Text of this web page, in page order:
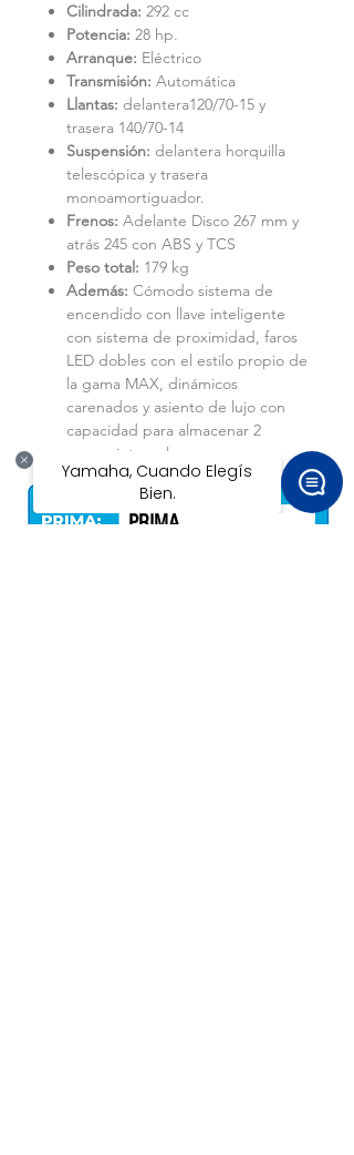
Cilindrada: 292 cc
Potencia: 28 hp.
Arranque: Eléctrico
Transmisión: Automática
Llantas: delantera120/70-15 y
trasera 140/70-14
Suspensión: delantera horquilla
telescópica y trasera
monoamortiguador.
Frenos: Adelante Disco 267 mm y
atrás 245 con ABS y TCS
Peso total: 179 kg
Además: Cómodo sistema de
encendido con llave inteligente
con sistema de proximidad, faros
LED dobles con el estilo propio de
la gama MAX, dinámicos
carenados y asiento de lujo con
capacidad para almacenar 2
cascos integrales
PRIMA